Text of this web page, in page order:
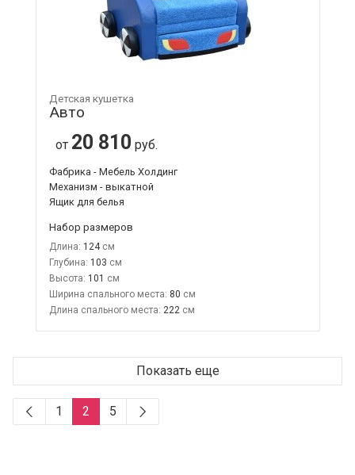
Детская кушетка
Авто
от 20 810 руб.
Фабрика - Мебель Холдинг
Механизм - выкатной
Ящик для белья
Набор размеров
Длина: 124
Глубина: 103
Высота: 101
Ширина спального места: 80
Длина спального места: 222
Показать еще
1 2 5